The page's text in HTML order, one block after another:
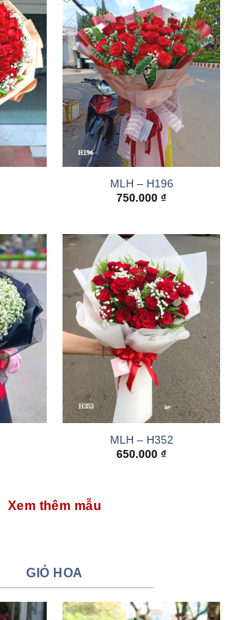
MLH – H196
750.000 ₫
MLH – H352
650.000 ₫
Xem thêm mẫu
GIỎ HOA